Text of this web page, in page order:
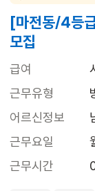
[마전동/4등
모집
급여
근무유형
어르신정보
근무요일
근무시간